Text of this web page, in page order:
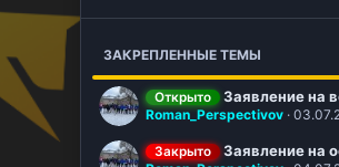
ЗАКРЕПЛЕННЫЕ ТЕМЫ
Открыто Заявление на
Roman_Perspectivov
Закрыто Заявление на